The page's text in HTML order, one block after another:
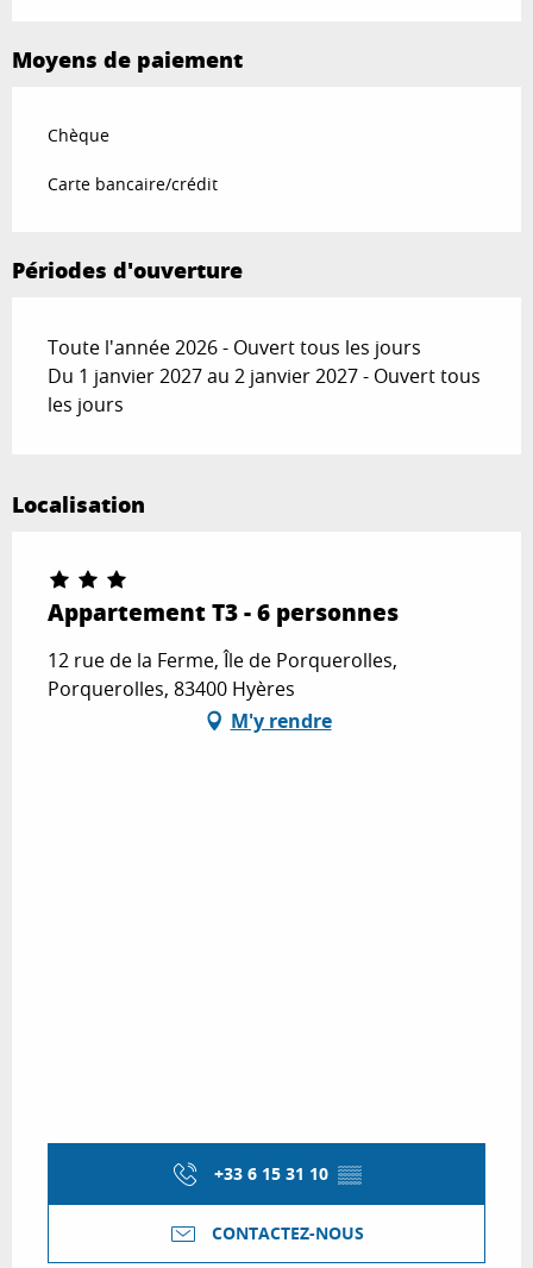
Moyens de paiement
Chèque
Carte bancaire/crédit
Périodes d'ouverture
Toute l'année 2026 - Ouvert tous les jours
Du 1 janvier 2027 au 2 janvier 2027 - Ouvert tous
les jours
Localisation
Appartement T3 - 6 personnes
12 rue de la Ferme, Île de Porquerolles,
Porquerolles, 83400 Hyères
M'y rendre
+33 6 15 31 10 ▒▒
CONTACTEZ-NOUS